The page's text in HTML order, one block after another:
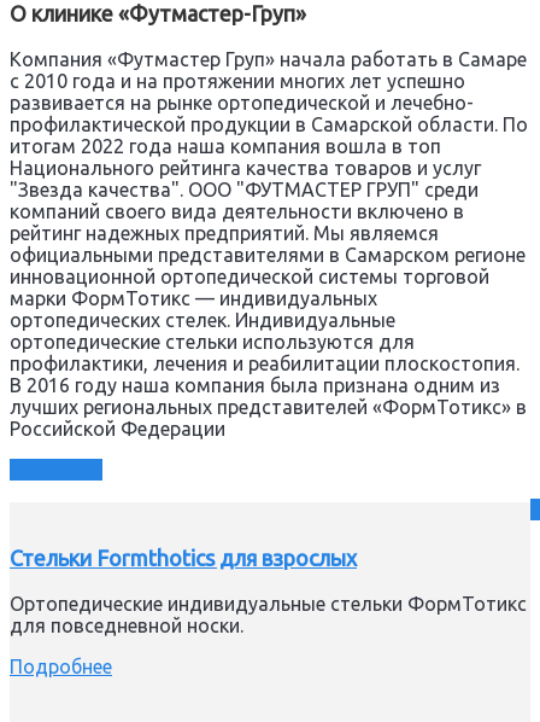
О клинике «Футмастер-Груп»
Компания «Футмастер Груп» начала работать в Самаре
с 2010 года и на протяжении многих лет успешно
развивается на рынке ортопедической и лечебно-
профилактической продукции в Самарской области. По
итогам 2022 года наша компания вошла в топ
Национального рейтинга качества товаров и услуг
"Звезда качества". ООО "ФУТМАСТЕР ГРУП" среди
компаний своего вида деятельности включено в
рейтинг надежных предприятий. Мы являемся
официальными представителями в Самарском регионе
инновационной ортопедической системы торговой
марки ФормТотикс — индивидуальных
ортопедических стелек. Индивидуальные
ортопедические стельки используются для
профилактики, лечения и реабилитации плоскостопия.
В 2016 году наша компания была признана одним из
лучших региональных представителей «ФормТотикс» в
Российской Федерации
Стельки Formthotics для взрослых
Ортопедические индивидуальные стельки ФормТотикс
для повседневной носки.
Подробнее